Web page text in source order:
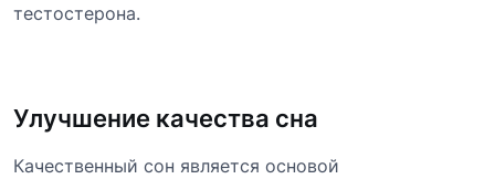
тестостерона.
Улучшение качества сна
Качественный сон является основой